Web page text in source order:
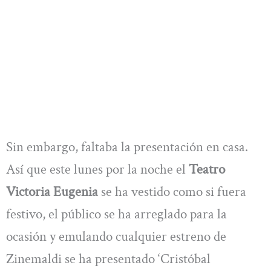
Sin embargo, faltaba la presentación en casa.
Así que este lunes por la noche el Teatro
Victoria Eugeniase ha vestido como si fuera
festivo, el público se ha arreglado para la
ocasión y emulando cualquier estreno de
Zinemaldi se ha presentado ‘Cristóbal